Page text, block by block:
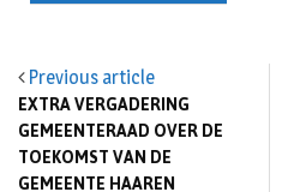
Previous article
EXTRA VERGADERING
GEMEENTERAAD OVER DE
TOEKOMST VAN DE
GEMEENTE HAAREN